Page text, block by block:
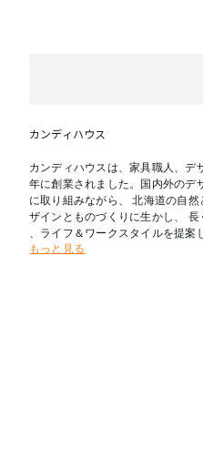
カンディハウス
カンディハウスは、家具職人、デ
年に創業されました。国内外のデ
に取り組みながら、 北海道の自
ザインとものづくりに生かし、
、ライフ＆ワークスタイルを提案
もっと見る